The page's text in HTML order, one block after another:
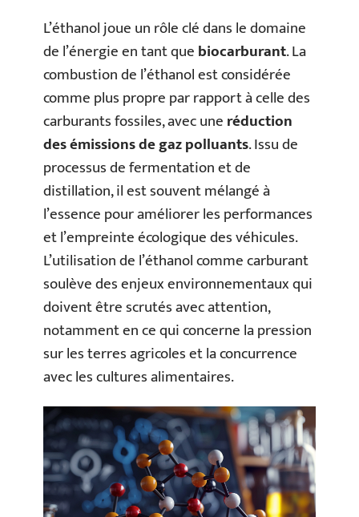
L’éthanol joue un rôle clé dans le domaine
de l’énergie en tant quebiocarburant. La
combustion de l’éthanol est considérée
comme plus propre par rapport à celle des
carburants fossiles, avec uneréduction
des émissions de gaz polluants. Issu de
processus de fermentation et de
distillation, il est souvent mélangé à
l’essence pour améliorer les performances
et l’empreinte écologique des véhicules.
L’utilisation de l’éthanol comme carburant
soulève des enjeux environnementaux qui
doivent être scrutés avec attention,
notamment en ce qui concerne la pression
sur les terres agricoles et la concurrence
avec les cultures alimentaires.